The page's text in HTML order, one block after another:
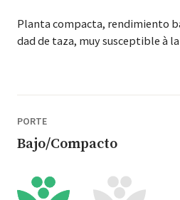
Plan­ta com­pacta, rendimien­to
dad de taza, muy sus­cep­ti­ble à
PORTE
Bajo/Compacto